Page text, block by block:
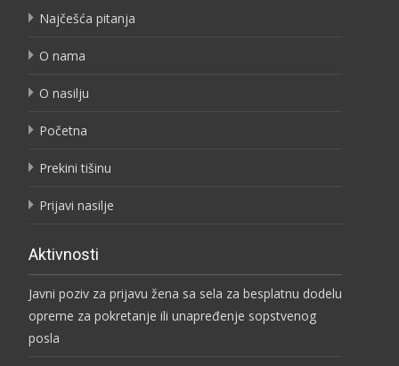
Najčešća pitanja
O nama
O nasilju
Početna
Prekini tišinu
Prijavi nasilje
Aktivnosti
Javni poziv za prijavu žena sa sela za besplatnu dodelu
opreme za pokretanje ili unapređenje sopstvenog
posla